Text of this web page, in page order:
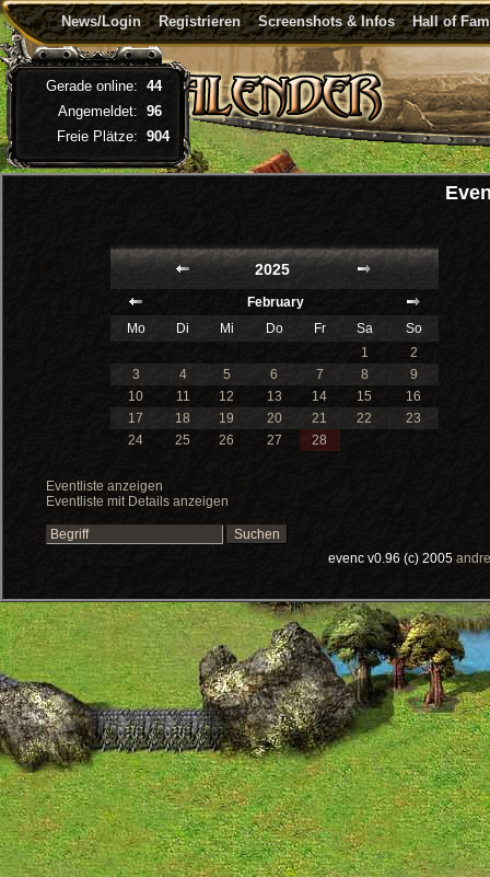
News/Login Registrieren Screenshots & Infos Hall of
2025
February
Mo
Di Mi Do Fr Sa
So
1
2
3
4 5 6 7 8
9
10
11 12 13 14 15
16
17
18 19 20 21 22
23
24
25 26 27 28
Eventliste anzeigen
Eventliste mit Details anzeigen
evenc v0.96 (c) 2005
Gerade online: 44
Angemeldet: 96
Freie Plätze: 904